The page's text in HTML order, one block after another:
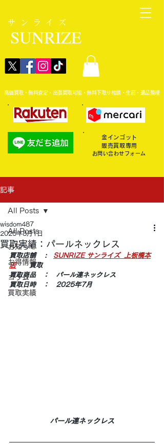
サンライズ
SUNRIZE
高価買取・無料査定・出張買取可能・無料下取り相談・生前・遺品整理
金インゴット
販売買取専用
お問い合わせフォーム
記事
All Posts
お知らせ
お得情報
コラム
買取実績
All Posts
買取実績：パールネックレス
wisdom487
2025年8月1日
買取店舗 　: SUNRIZE サンライズ  上板橋本
店 買取
買取商品　：　パール連ネックレス
買取日時　：　2025年7月
パール連ネックレス